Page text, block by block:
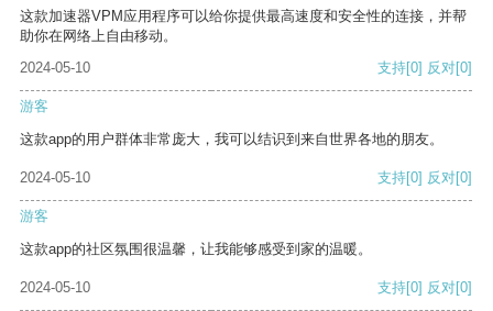
这款加速器VPM应用程序可以给你提供最高速度和安全性的连接，并帮
助你在网络上自由移动。
2024-05-10
支持[0] 反对[0]
游客
这款app的用户群体非常庞大，我可以结识到来自世界各地的朋友。
2024-05-10 支持[0] 反对[0]
游客
这款app的社区氛围很温馨，让我能够感受到家的温暖。
2024-05-10 支持[0] 反对[0]